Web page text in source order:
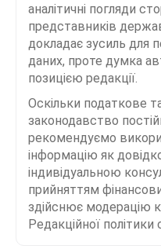
аналітичні погляди
представників
докладає зусиль для
даних, проте думка
позицією редакції.
Оскільки податкове
законодавство
рекомендуємо
інформацію як
індивідуальною
прийняттям
здійснює модерацію
Редакційної політики